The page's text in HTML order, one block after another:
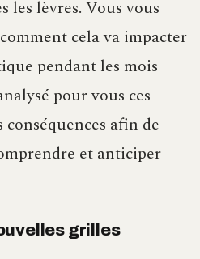
les lèvres. Vous vous
cela va impacter
pendant les mois
pour vous ces
afin de
et anticiper
grilles